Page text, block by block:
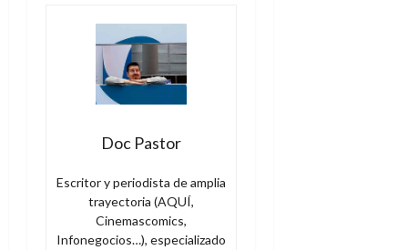
Doc Pastor
Escritor y periodista de amplia
trayectoria (AQUÍ,
Cinemascomics,
Infonegocios…), especializado